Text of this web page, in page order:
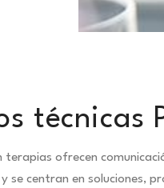
técnicas
terapias ofrecen
se centran en soluciones,